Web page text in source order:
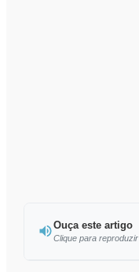
Ouça este artigo
Clique para reproduzir